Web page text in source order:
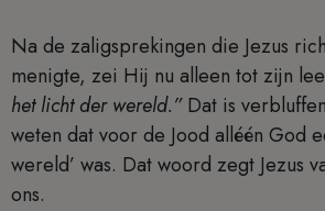
Na de zaligsprekingen die Jezus
menigte, zei Hij nu alleen tot zijn
het licht der wereld.”Dat is
weten dat voor de Jood alléén God
wereld’ was. Dat woord zegt Jezus
ons.